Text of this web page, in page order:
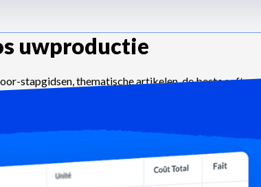
uwproductie
stapgidsen, thematische artikelen, de beste